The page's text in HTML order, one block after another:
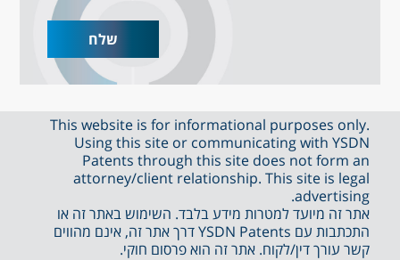
This website is for informational purposes only.
Using this site or communicating with YSDN
Patents through this site does not form an
attorney/client relationship. This site is legal
advertising.
אתר זה מיועד למטרות מידע בלבד. השימוש באתר זה או
התכתבות עם YSDN Patents דרך אתר זה, אינם מהווים
קשר עורך דין/לקוח. אתר זה הוא פרסום חוקי.